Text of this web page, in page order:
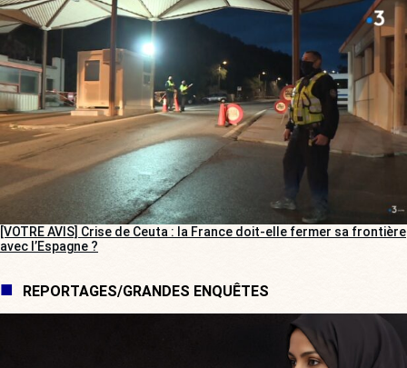
[VOTRE AVIS] Crise de Ceuta : la France doit-elle fermer sa frontière
avec l’Espagne ?
REPORTAGES/GRANDES ENQUÊTES